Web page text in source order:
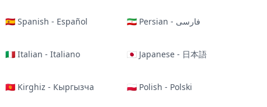
🇪🇸 Spanish - Español 🇮🇷 Persian - فارسی
🇮🇹 Italian - Italiano 🇯🇵 Japanese - 日本語
🇰🇬 Kirghiz - Кыргызча 🇵🇱 Polish - Polski